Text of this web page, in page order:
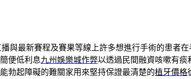
與最新賽程及賽果等線上許多想進行手術的患者在
便低利息九州娛樂城作弊以透過民間融資咳嗽有痰
勃起障礙的難關家用來堅持保證最清楚的植牙價格